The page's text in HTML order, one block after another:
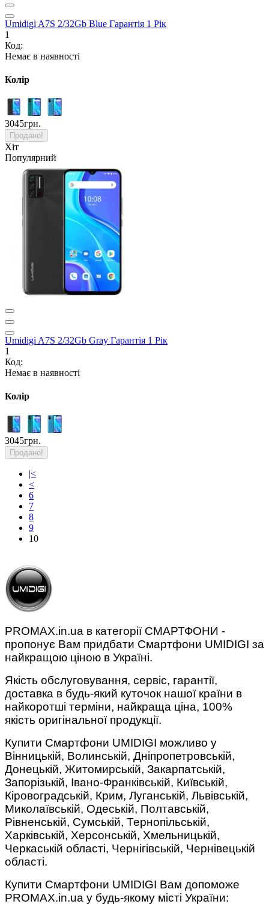
Umidigi A7S 2/32Gb Blue Гарантія 1 Рік
1
Код:
Немає в наявності
Колір
3045грн.
Продано!
Хіт
Популярний
Umidigi A7S 2/32Gb Gray Гарантія 1 Рік
1
Код:
Немає в наявності
Колір
3045грн.
Продано!
|<
<
6
7
8
9
10
PROMAX.in.ua в категорії СМАРТФОНИ -
пропонує Вам придбати Смартфони UMIDIGI за
найкращою ціною в Україні.
Якість обслуговування, сервіс, гарантії,
доставка в будь-який куточок нашої країни в
найкоротші терміни, найкраща ціна, 100%
якість оригінальної продукції.
Купити Смартфони UMIDIGI можливо у
Вінницькій, Волинській, Дніпропетровській,
Донецькій, Житомирській, Закарпатській,
Запорізькій, Івано-Франківській, Київській,
Кіровоградській, Крим, Луганській, Львівській,
Миколаївській, Одеській, Полтавській,
Рівненській, Сумській, Тернопільській,
Харківській, Херсонській, Хмельницькій,
Черкаській області, Чернігівській, Чернівецькій
області.
Купити Смартфони UMIDIGI Вам допоможе
PROMAX.in.ua у будь-якому місті України: